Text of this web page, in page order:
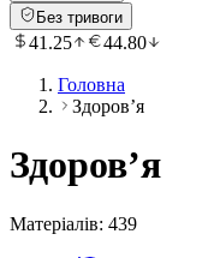
Без тривоги
41.25 44.80
Головна
Здоровʼя
Здоровʼя
Матеріалів: 439